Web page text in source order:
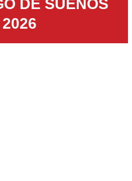
DE SUEÑOS
2026